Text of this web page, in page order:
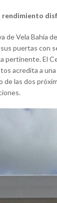
Vela Bahía
puertas con
pertinente. El
acredita a
las dos